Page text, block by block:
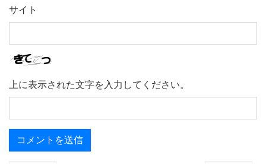
サイト
上に表示された文字を入力してください。